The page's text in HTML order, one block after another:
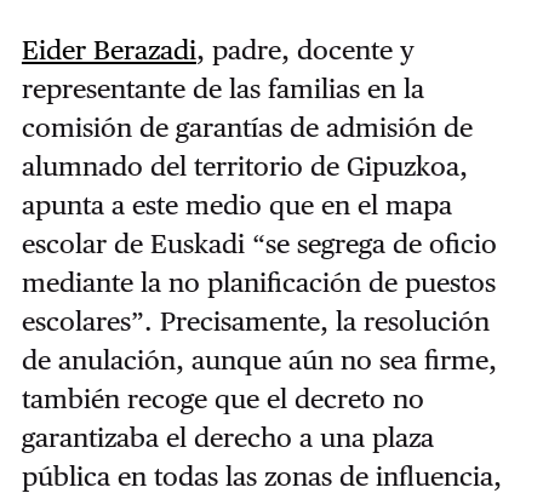
Eider Berazadi, padre, docente y
representante de las familias en la
comisión de garantías de admisión de
alumnado del territorio de Gipuzkoa,
apunta a este medio que en el mapa
escolar de Euskadi “se segrega de oficio
mediante la no planificación de puestos
escolares”. Precisamente, la resolución
de anulación, aunque aún no sea firme,
también recoge que el decreto no
garantizaba el derecho a una plaza
pública en todas las zonas de influencia,